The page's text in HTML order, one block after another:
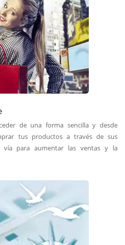
de una forma sencilla y desde
tus productos a través de sus
vía para aumentar las ventas y la